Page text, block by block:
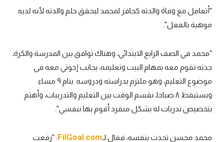
"أتعامل مع وفاة والدته كحافز لمحمد ليحقق حلم والدته لأنه لديه
موهبة بالفعل".
"محمد في الصف الرابع الابتدائي، وهناك توافق بين المدرسة والكرة،
جدته تقوم معه بمهام البيت وتعليمه، بجانب إخوتي معه في
موضوع التعليم، وهو ملتزم بدراسته ودروسه. ينام ٩ مساء
ويستيقظ ٨ صباحا، نقسم الوقت بين التعليم والتدريبات، وأهتم
بتخصيص تدريات له بشكل منفرد أقوم بها بنفسي".
محمد محسن تحدث بنفسه، فقال لـ FilGoal.com : "رفعت